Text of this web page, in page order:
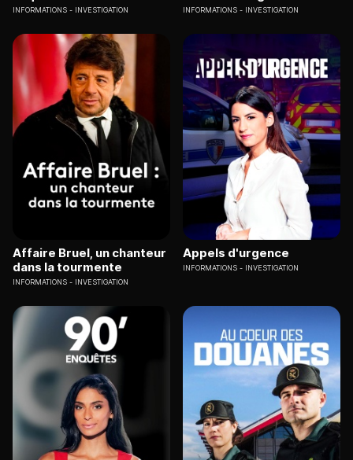
INFORMATIONS INVESTIGATION INFORMATIONS INVESTIGATION
Affaire Bruel, un chanteur
dans la tourmente
INFORMATIONS INVESTIGATION
Appels d'urgence
INFORMATIONS INVESTIGATION